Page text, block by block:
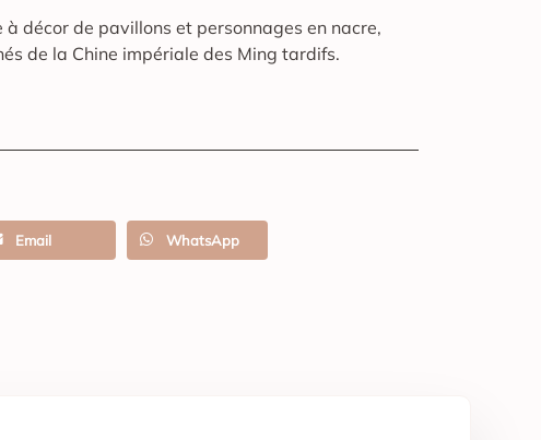
décor de pavillons et personnages en nacre,
de la Chine impériale des Ming tardifs.
Email WhatsApp